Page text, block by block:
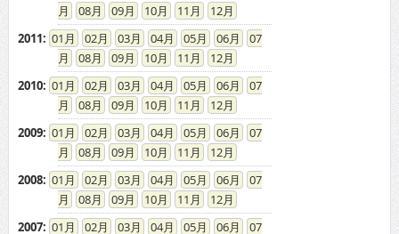
08
09 10 11
12
2011: 01 02 03 04 05 06
07
08
09 10 11
12
2010: 01 02 03 04 05 06
07
08
09 10 11
12
2009: 01 02 03 04 05 06
07
08
09 10 11
12
2008: 01 02 03 04 05 06
07
08
09 10 11
12
2007: 01 02 03 04 05 06
07